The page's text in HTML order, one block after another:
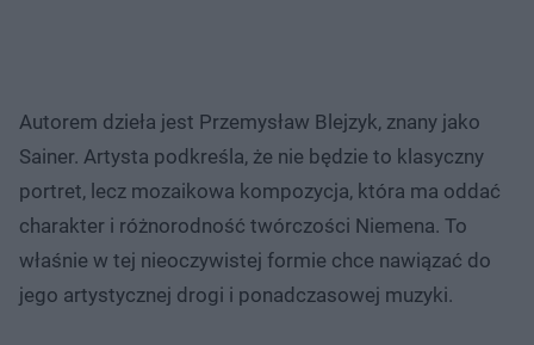
Autorem dzieła jest Przemysław Blejzyk, znany jako
Sainer. Artysta podkreśla, że nie będzie to klasyczny
portret, lecz mozaikowa kompozycja, która ma oddać
charakter i różnorodność twórczości Niemena. To
właśnie w tej nieoczywistej formie chce nawiązać do
jego artystycznej drogi i ponadczasowej muzyki.